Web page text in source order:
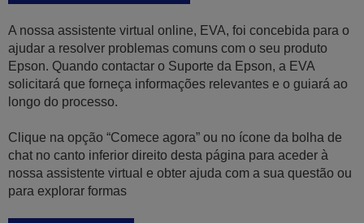
A nossa assistente virtual online, EVA, foi concebida para o
ajudar a resolver problemas comuns com o seu produto
Epson. Quando contactar o Suporte da Epson, a EVA
solicitará que forneça informações relevantes e o guiará ao
longo do processo.
Clique na opção “Comece agora” ou no ícone da bolha de
chat no canto inferior direito desta página para aceder à
nossa assistente virtual e obter ajuda com a sua questão ou
para explorar formas